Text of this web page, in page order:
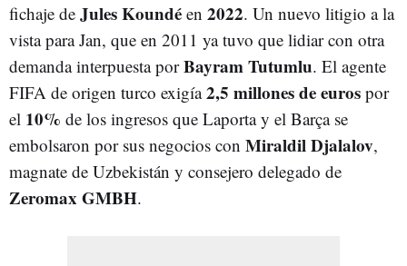
fichaje de Jules Koundé en 2022. Un nuevo litigio a la
vista para Jan, que en 2011 ya tuvo que lidiar con otra
demanda interpuesta porBayram Tutumlu. El agente
FIFA de origen turco exigía2,5 millones de euros por
el 10% de los ingresos que Laporta y el Barça se
embolsaron por sus negocios con Miraldil Djalalov,
magnate de Uzbekistán y consejero delegado de
Zeromax GMBH.